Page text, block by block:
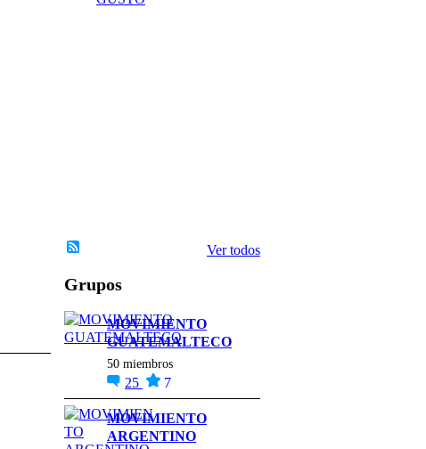
Ver todos
Grupos
MOVIMIENTO
GUATEMALTECO
50 miembros
25 7
MOVIMIENTO
ARGENTINO